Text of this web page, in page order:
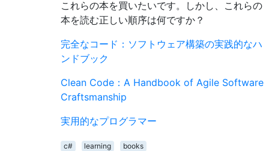
これらの本を買いたいです。しかし、これらの
本を読む正しい順序は何ですか？
完全なコード：ソフトウェア構築の実践的なハ
ンドブック
Clean Code：A Handbook of Agile Software
Craftsmanship
実用的なプログラマー
c# learning
books